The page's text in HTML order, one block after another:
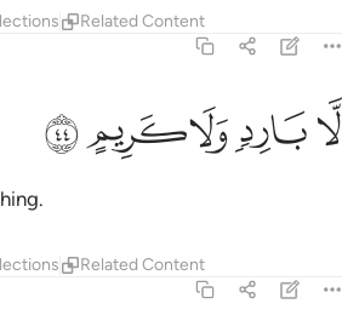
Related Content
لا بارد ولا كريم ٤٤
لَّا بَارِدٍۢ وَلَا كَرِيمٍ ٤٤
ﲴﲵﲶﲷﲸ
Related Content